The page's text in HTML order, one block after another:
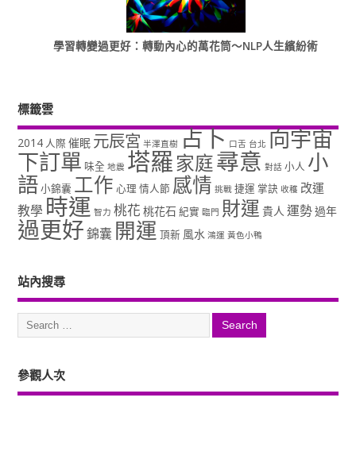
學習轉變過更好：轉動內心的萬花筒～NLP人生繽紛術
標籤雲
2014 人際 催眠 元辰宮 半澤直樹 占卜 口舌 台北 向宇宙
下訂單 味全 地震 塔羅家庭尋意 對話 小人 小
語小錦囊 工作 心理 情人節 感情 挑戰 捷運 掌訣 收穫 改運
教學 時運 智力 桃花 桃花石 紀實 臨門 財運 貴人 運勢過年
過更好錦囊 開運 頂新 風水 鴻運 黃色小鴨
站內搜尋
參觀人次